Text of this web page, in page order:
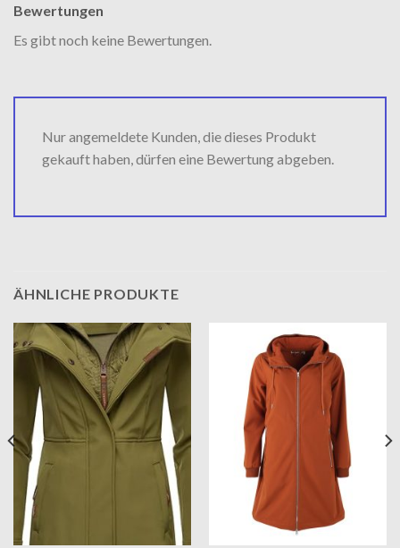
Bewertungen
Es gibt noch keine Bewertungen.
Nur angemeldete Kunden, die dieses Produkt
gekauft haben, dürfen eine Bewertung abgeben.
ÄHNLICHE PRODUKTE